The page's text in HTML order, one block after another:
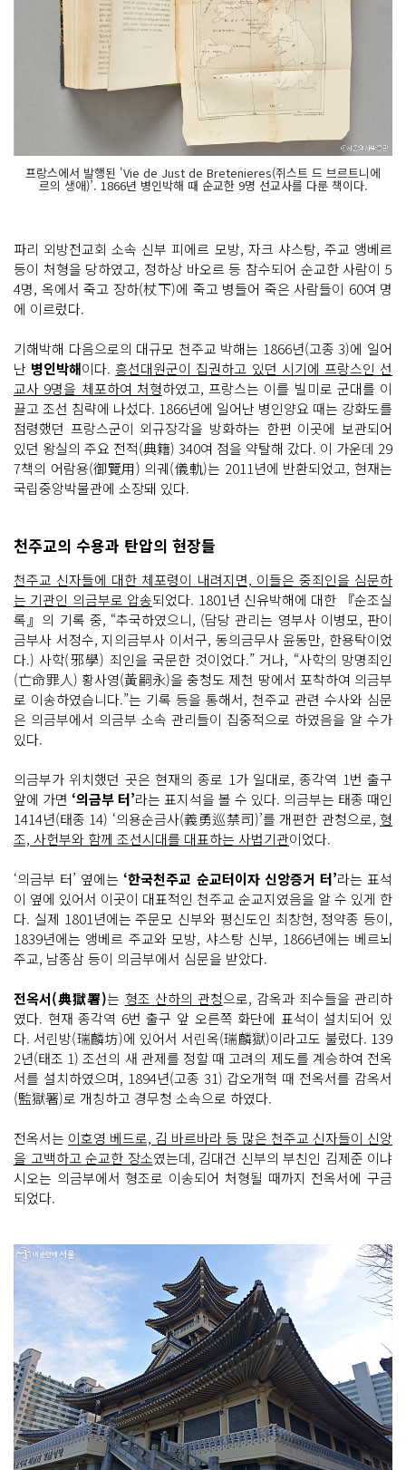
프랑스에서 발행된 'Vie de Just de Bretenieres(쥐스트 드 브르트니에
르의 생애)’. 1866년 병인박해 때 순교한 9명 선교사를 다룬 책이다.
파리 외방전교회 소속 신부 피에르 모방, 자크 샤스탕, 주교 앵베르
등이 처형을 당하였고, 정하상 바오르 등 참수되어 순교한 사람이 5
4명, 옥에서 죽고 장하(杖下)에 죽고 병들어 죽은 사람들이 60여 명
에 이르렀다.
기해박해 다음으로의 대규모 천주교 박해는 1866년(고종 3)에 일어
난 병인박해이다. 흥선대원군이 집권하고 있던 시기에 프랑스인 선
교사 9명을 체포하여 처형하였고, 프랑스는 이를 빌미로 군대를 이
끌고 조선 침략에 나섰다. 1866년에 일어난 병인양요 때는 강화도를
점령했던 프랑스군이 외규장각을 방화하는 한편 이곳에 보관되어
있던 왕실의 주요 전적(典籍) 340여 점을 약탈해 갔다. 이 가운데 29
7책의 어람용(御覽用) 의궤(儀軌)는 2011년에 반환되었고, 현재는
국립중앙박물관에 소장돼 있다.
천주교의 수용과 탄압의 현장들
천주교 신자들에 대한 체포령이 내려지면, 이들은 중죄인을 심문하
는 기관인 의금부로 압송되었다. 1801년 신유박해에 대한 『순조실
록』의 기록 중, “추국하였으니, (담당 관리는 영부사 이병모, 판이
금부사 서정수, 지의금부사 이서구, 동의금무사 윤동만, 한용탁이었
다.) 사학(邪學) 죄인을 국문한 것이었다.” 거나, “사학의 망명죄인
(亡命罪人) 황사영(黃嗣永)을 충청도 제천 땅에서 포착하여 의금부
로 이송하였습니다.”는 기록 등을 통해서, 천주교 관련 수사와 심문
은 의금부에서 의금부 소속 관리들이 집중적으로 하였음을 알 수가
있다.
의금부가 위치했던 곳은 현재의 종로 1가 일대로, 종각역 1번 출구
앞에 가면 ‘의금부 터’라는 표지석을 볼 수 있다. 의금부는 태종 때인
1414년(태종 14) ‘의용순금사(義勇巡禁司)’를 개편한 관청으로, 형
조, 사헌부와 함께 조선시대를 대표하는 사법기관이었다.
‘의금부 터’ 옆에는 ‘한국천주교 순교터이자 신앙증거 터’라는 표석
이 옆에 있어서 이곳이 대표적인 천주교 순교지였음을 알 수 있게 한
다. 실제 1801년에는 주문모 신부와 평신도인 최창현, 정약종 등이,
1839년에는 앵베르 주교와 모방, 샤스탕 신부, 1866년에는 베르뇌
주교, 남종삼 등이 의금부에서 심문을 받았다.
전옥서(典獄署)는 형조 산하의 관청으로, 감옥과 죄수들을 관리하
였다. 현재 종각역 6번 출구 앞 오른쪽 화단에 표석이 설치되어 있
다. 서린방(瑞麟坊)에 있어서 서린옥(瑞麟獄)이라고도 불렀다. 139
2년(태조 1) 조선의 새 관제를 정할 때 고려의 제도를 계승하여 전옥
서를 설치하였으며, 1894년(고종 31) 갑오개혁 때 전옥서를 감옥서
(監獄署)로 개칭하고 경무청 소속으로 하였다.
전옥서는 이호영 베드로, 김 바르바라 등 많은 천주교 신자들이 신앙
을 고백하고 순교한 장소였는데, 김대건 신부의 부친인 김제준 이냐
시오는 의금부에서 형조로 이송되어 처형될 때까지 전옥서에 구금
되었다.